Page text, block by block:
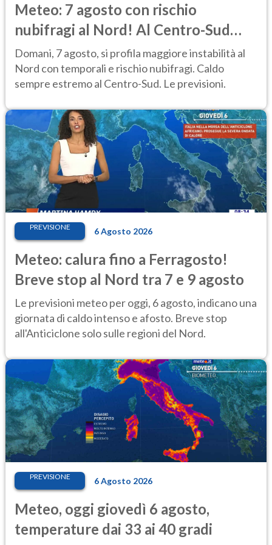
Meteo: 7 agosto con rischio
nubifragi al Nord! Al Centro-Sud
caldo estremo
Domani, 7 agosto, si profila maggiore instabilità al
Nord con temporali e rischio nubifragi. Caldo
sempre estremo al Centro-Sud. Le previsioni.
PREVISIONE 6 Agosto 2026
Meteo: calura fino a Ferragosto!
Breve stop al Nord tra 7 e 9 agosto
Le previsioni meteo per oggi, 6 agosto, indicano una
giornata di caldo intenso e afosto. Breve stop
all'Anticiclone solo sulle regioni del Nord.
PREVISIONE 6 Agosto 2026
Meteo, oggi giovedì 6 agosto,
temperature dai 33 ai 40 gradi